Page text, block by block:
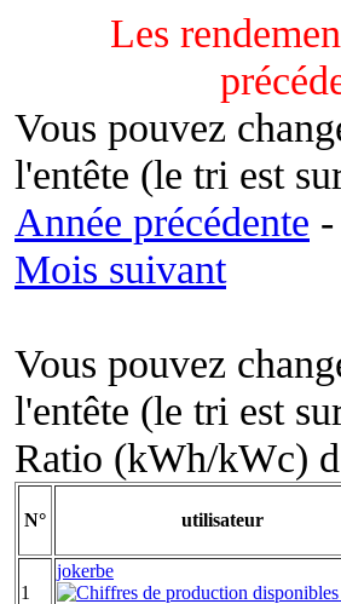
Les
Vous pouvez
l'entête (le tri est
Année précédente -
Mois suivant
Vous pouvez
l'entête (le tri est
Ratio (kWh/kWc)
N° utilisateur
1
jokerbe